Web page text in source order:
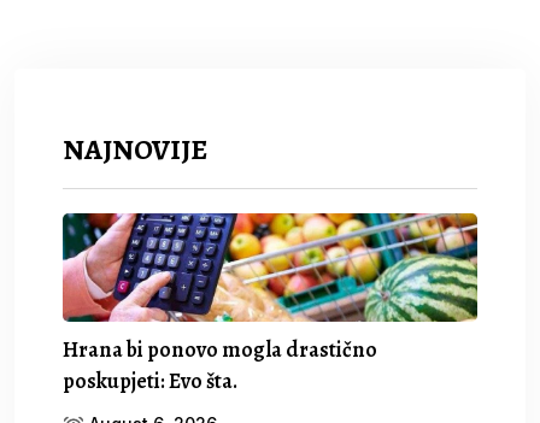
NAJNOVIJE
Hrana bi ponovo mogla drastično
poskupjeti: Evo šta.